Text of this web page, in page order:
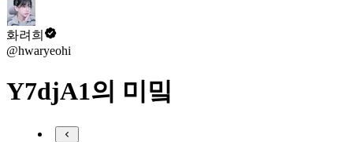
화려희
@hwaryeohi
Y7djA1의 미밐